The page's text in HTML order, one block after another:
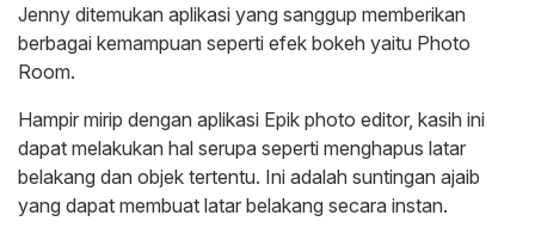
Jenny ditemukan aplikasi yang sanggup memberikan
berbagai kemampuan seperti efek bokeh yaitu Photo
Room.
Hampir mirip dengan aplikasi Epik photo editor, kasih ini
dapat melakukan hal serupa seperti menghapus latar
belakang dan objek tertentu. Ini adalah suntingan ajaib
yang dapat membuat latar belakang secara instan.